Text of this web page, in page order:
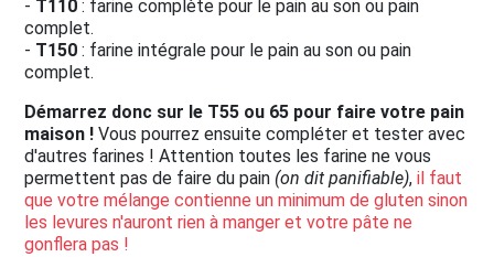
- T110 : farine complète pour le pain au son ou pain
complet.
- T150 : farine intégrale pour le pain au son ou pain
complet.
Démarrez donc sur le T55 ou 65 pour faire votre pain
maison ! Vous pourrez ensuite compléter et tester avec
d'autres farines ! Attention toutes les farine ne vous
permettent pas de faire du pain (on dit panifiable), il faut
que votre mélange contienne un minimum de gluten sinon
les levures n'auront rien à manger et votre pâte ne
gonflera pas !